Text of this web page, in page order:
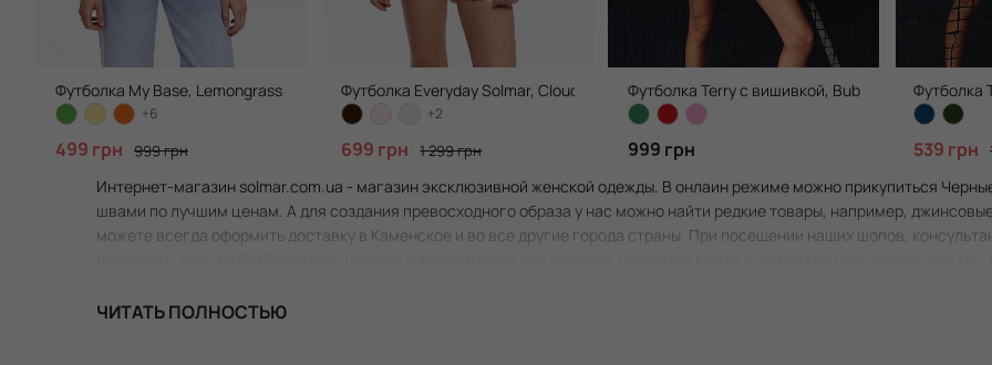
Футболка My Base, Lemongrass
+6
499 грн 999 грн
Футболка Everyday Solmar, Cloud Blue
+2
699 грн 1 299 грн
Футболка Terry с вишивкой, Bubble Pink
999 грн
Футболка
539 грн
Интернет-магазин solmar.com.ua - магазин эксклюзивной женской одежды. В онлаин режиме можно прикупиться
швами по лучшим ценам. А для создания превосходного образа у нас можно найти редкие товары, например,
можете всегда оформить доставку в Каменское и во все другие города страны. При посещении наших шопов,
ЧИТАТЬ ПОЛНОСТЬЮ